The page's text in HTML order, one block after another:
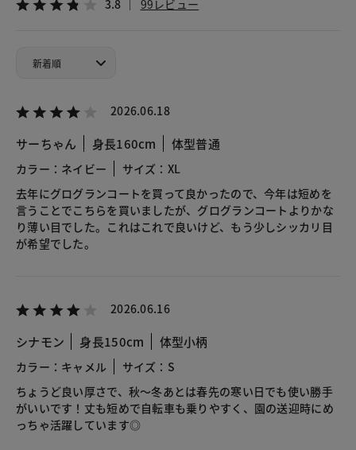
3.8 99レビュー
2026.06.18
サーちゃん 身長160cm 体型普通
カラー：ネイビー
サイズ：XL
去年にグログランコートを買って良かったので、今年は短めを
言うことでこちらを買いましたが、グログランコートよりかな
り薄い目でした。これはこれで良いけど、もう少しシッカリ目
が希望でした。
2026.06.16
シナモン 身長150cm 体型小柄
カラー：キャメル
サイズ：S
ちょうど良い厚さで、秋〜冬あとは春先の寒い日でも使い勝手
がいいです！丈も短めで自転車も乗りやすく、園の送迎時にめ
っちゃ活躍しています◎